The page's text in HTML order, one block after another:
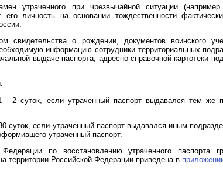
утраченного при чрезвычайной ситуации
личность на основании тождественности
свидетельства о рождении, документов воинского
информацию сотрудники территориальных
выдаче паспорта, адресно-справочной картотеки
- 2 суток, если утраченный паспорт выдавался тем
суток, если утраченный паспорт выдавался иным
утраченный паспорт.
по восстановлению утраченного паспорта
территории Российской Федерации приведена в